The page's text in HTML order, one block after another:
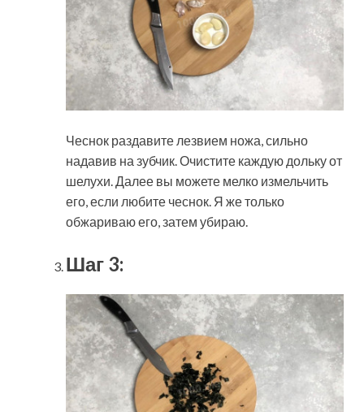
Чеснок раздавите лезвием ножа, сильно
надавив на зубчик. Очистите каждую дольку от
шелухи. Далее вы можете мелко измельчить
его, если любите чеснок. Я же только
обжариваю его, затем убираю.
Шаг 3: